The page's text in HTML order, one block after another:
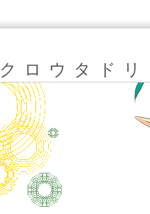
クロウタド